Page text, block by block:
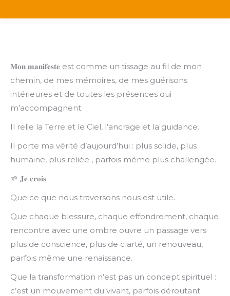
𝐌𝐨𝐧 𝐦𝐚𝐧𝐢𝐟𝐞𝐬𝐭𝐞 est comme un tissage au fil de mon
chemin, de mes mémoires, de mes guérisons
intérieures et de toutes les présences qui
m’accompagnent.
Il relie la Terre et le Ciel, l’ancrage et la guidance.
Il porte ma vérité d’aujourd’hui : plus solide, plus
humaine, plus reliée , parfois même plus challengée.
🌱 𝐉𝐞 𝐜𝐫𝐨𝐢𝐬
Que ce que nous traversons nous est utile.
Que chaque blessure, chaque effondrement, chaque
rencontre avec une ombre ouvre un passage vers
plus de conscience, plus de clarté, un renouveau,
parfois même une renaissance.
Que la transformation n’est pas un concept spirituel :
c’est un mouvement du vivant, parfois déroutant